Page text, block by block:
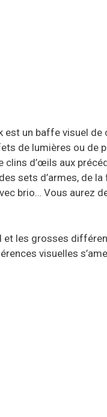
est un baffe visuel de
de lumières ou de
clins d’œils aux
sets d’armes, de la
brio… Vous aurez
et les grosses
visuelles